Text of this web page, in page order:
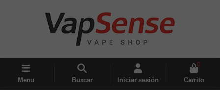
Menu Buscar Iniciar sesión
0
Carrito